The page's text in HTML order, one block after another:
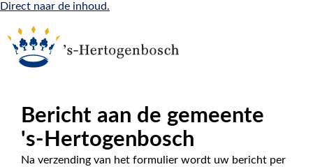
Direct naar de inhoud.
Bericht aan de gemeente
's-Hertogenbosch
Na verzending van het formulier wordt uw bericht per